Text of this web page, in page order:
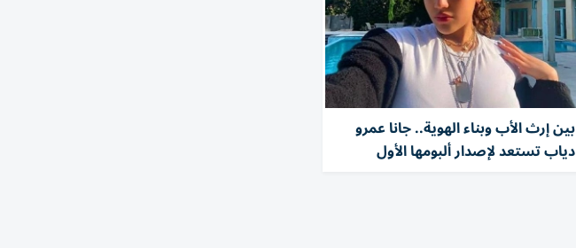
بين إرث الأب وبناء الهوية.. جانا عمرو
دياب تستعد لإصدار ألبومها الأول